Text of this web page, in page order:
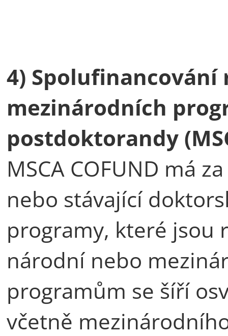
4)
mezinárodních
postdoktorandy
MSCA COFUND má
nebo stávající
programy, které jsou
národní nebo
programům se šíří
včetně